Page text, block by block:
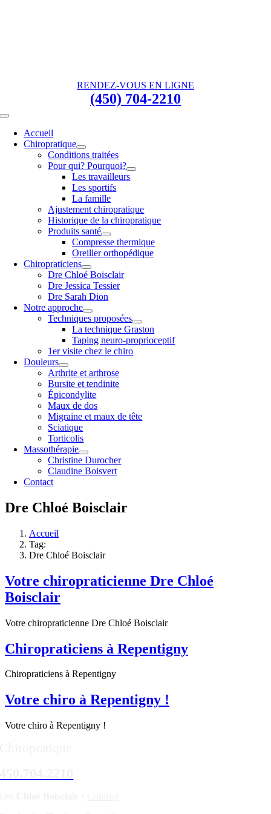
RENDEZ-VOUS EN LIGNE
(450) 704-2210
Toggle
NavigationAccueil
Chiropratique
Conditions traitées
Pour qui? Pourquoi?
Les travailleurs
Les sportifs
La famille
Ajustement chiropratique
Historique de la chiropratique
Produits santé
Compresse thermique
Oreiller orthopédique
Chiropraticiens
Dre Chloé Boisclair
Dre Jessica Tessier
Dre Sarah Dion
Notre approche
Techniques proposées
La technique Graston
Taping neuro-proprioceptif
1er visite chez le chiro
Douleurs
Arthrite et arthrose
Bursite et tendinite
Épicondylite
Maux de dos
Migraine et maux de tête
Sciatique
Torticolis
Massothérapie
Christine Durocher
Claudine Boisvert
Contact
Dre Chloé Boisclair
Accueil
Tag:
Dre Chloé Boisclair
Votre chiropraticienne Dre Chloé
Boisclair
Votre chiropraticienne Dre Chloé Boisclair
Chiropraticiens à Repentigny
Chiropraticiens à Repentigny
Votre chiro à Repentigny !
Votre chiro à Repentigny !